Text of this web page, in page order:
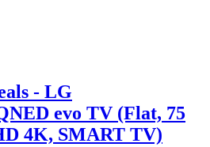
- LG
evo TV (Flat, 75
4K, SMART TV)